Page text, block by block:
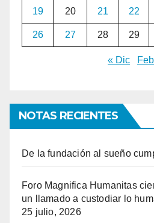
19 20 21 22
26 27 28 29
« Dic
NOTAS RECIENTES
De la fundación al sueño
Foro Magnifica Humanitas
un llamado a custodiar lo
25 julio, 2026